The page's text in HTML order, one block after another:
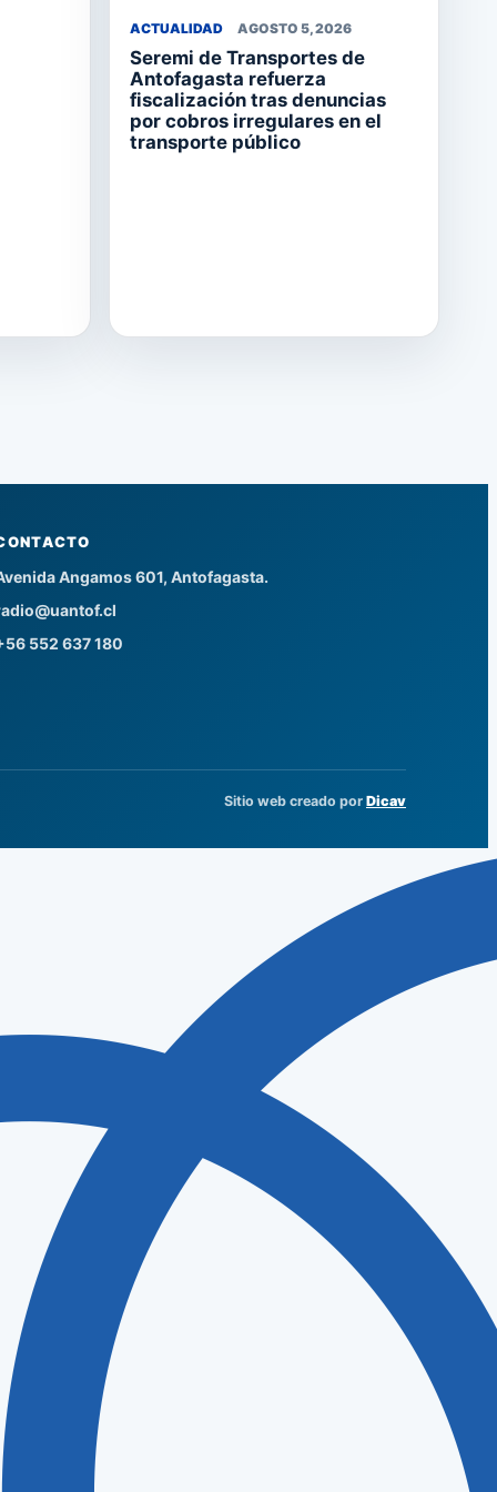
ACTUALIDAD AGOSTO 5, 2026
Seremi de Transportes de
Antofagasta refuerza
fiscalización tras denuncias
por cobros irregulares en el
transporte público
Angamos 601, Antofagasta.
552 637 180
Sitio web creado por Dicav